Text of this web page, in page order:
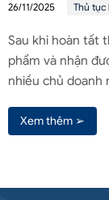
26/11/2025 Thủ tục
Sau khi hoàn tất
phẩm và nhận
nhiều chủ doanh
Xem thêm ➢